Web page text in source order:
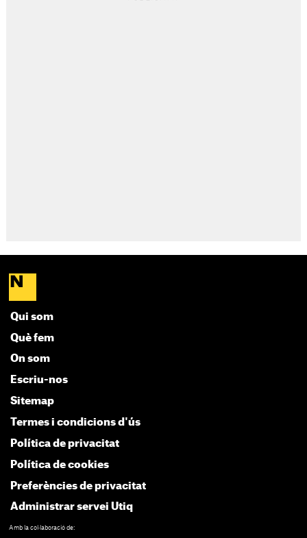
Qui som
Què fem
On som
Escriu-nos
Sitemap
Termes i condicions d'ús
Política de privacitat
Política de cookies
Preferències de privacitat
Administrar servei Utiq
Amb la col·laboració de: